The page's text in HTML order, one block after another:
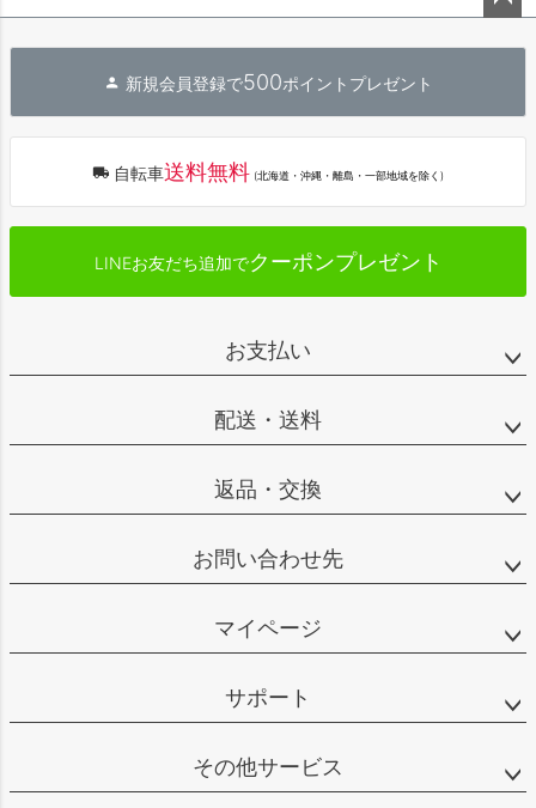
新規会員登録で500ポイントプレゼント
自転車送料無料 (北海道・沖縄・離島・一部地域を除く)
LINEお友だち追加でクーポンプレゼント
お支払い
配送・送料
返品・交換
お問い合わせ先
マイページ
サポート
その他サービス